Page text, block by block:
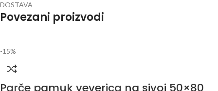
DOSTAVA
Povezani proizvodi
-15%
Parče pamuk veverica na sivoj 50×80